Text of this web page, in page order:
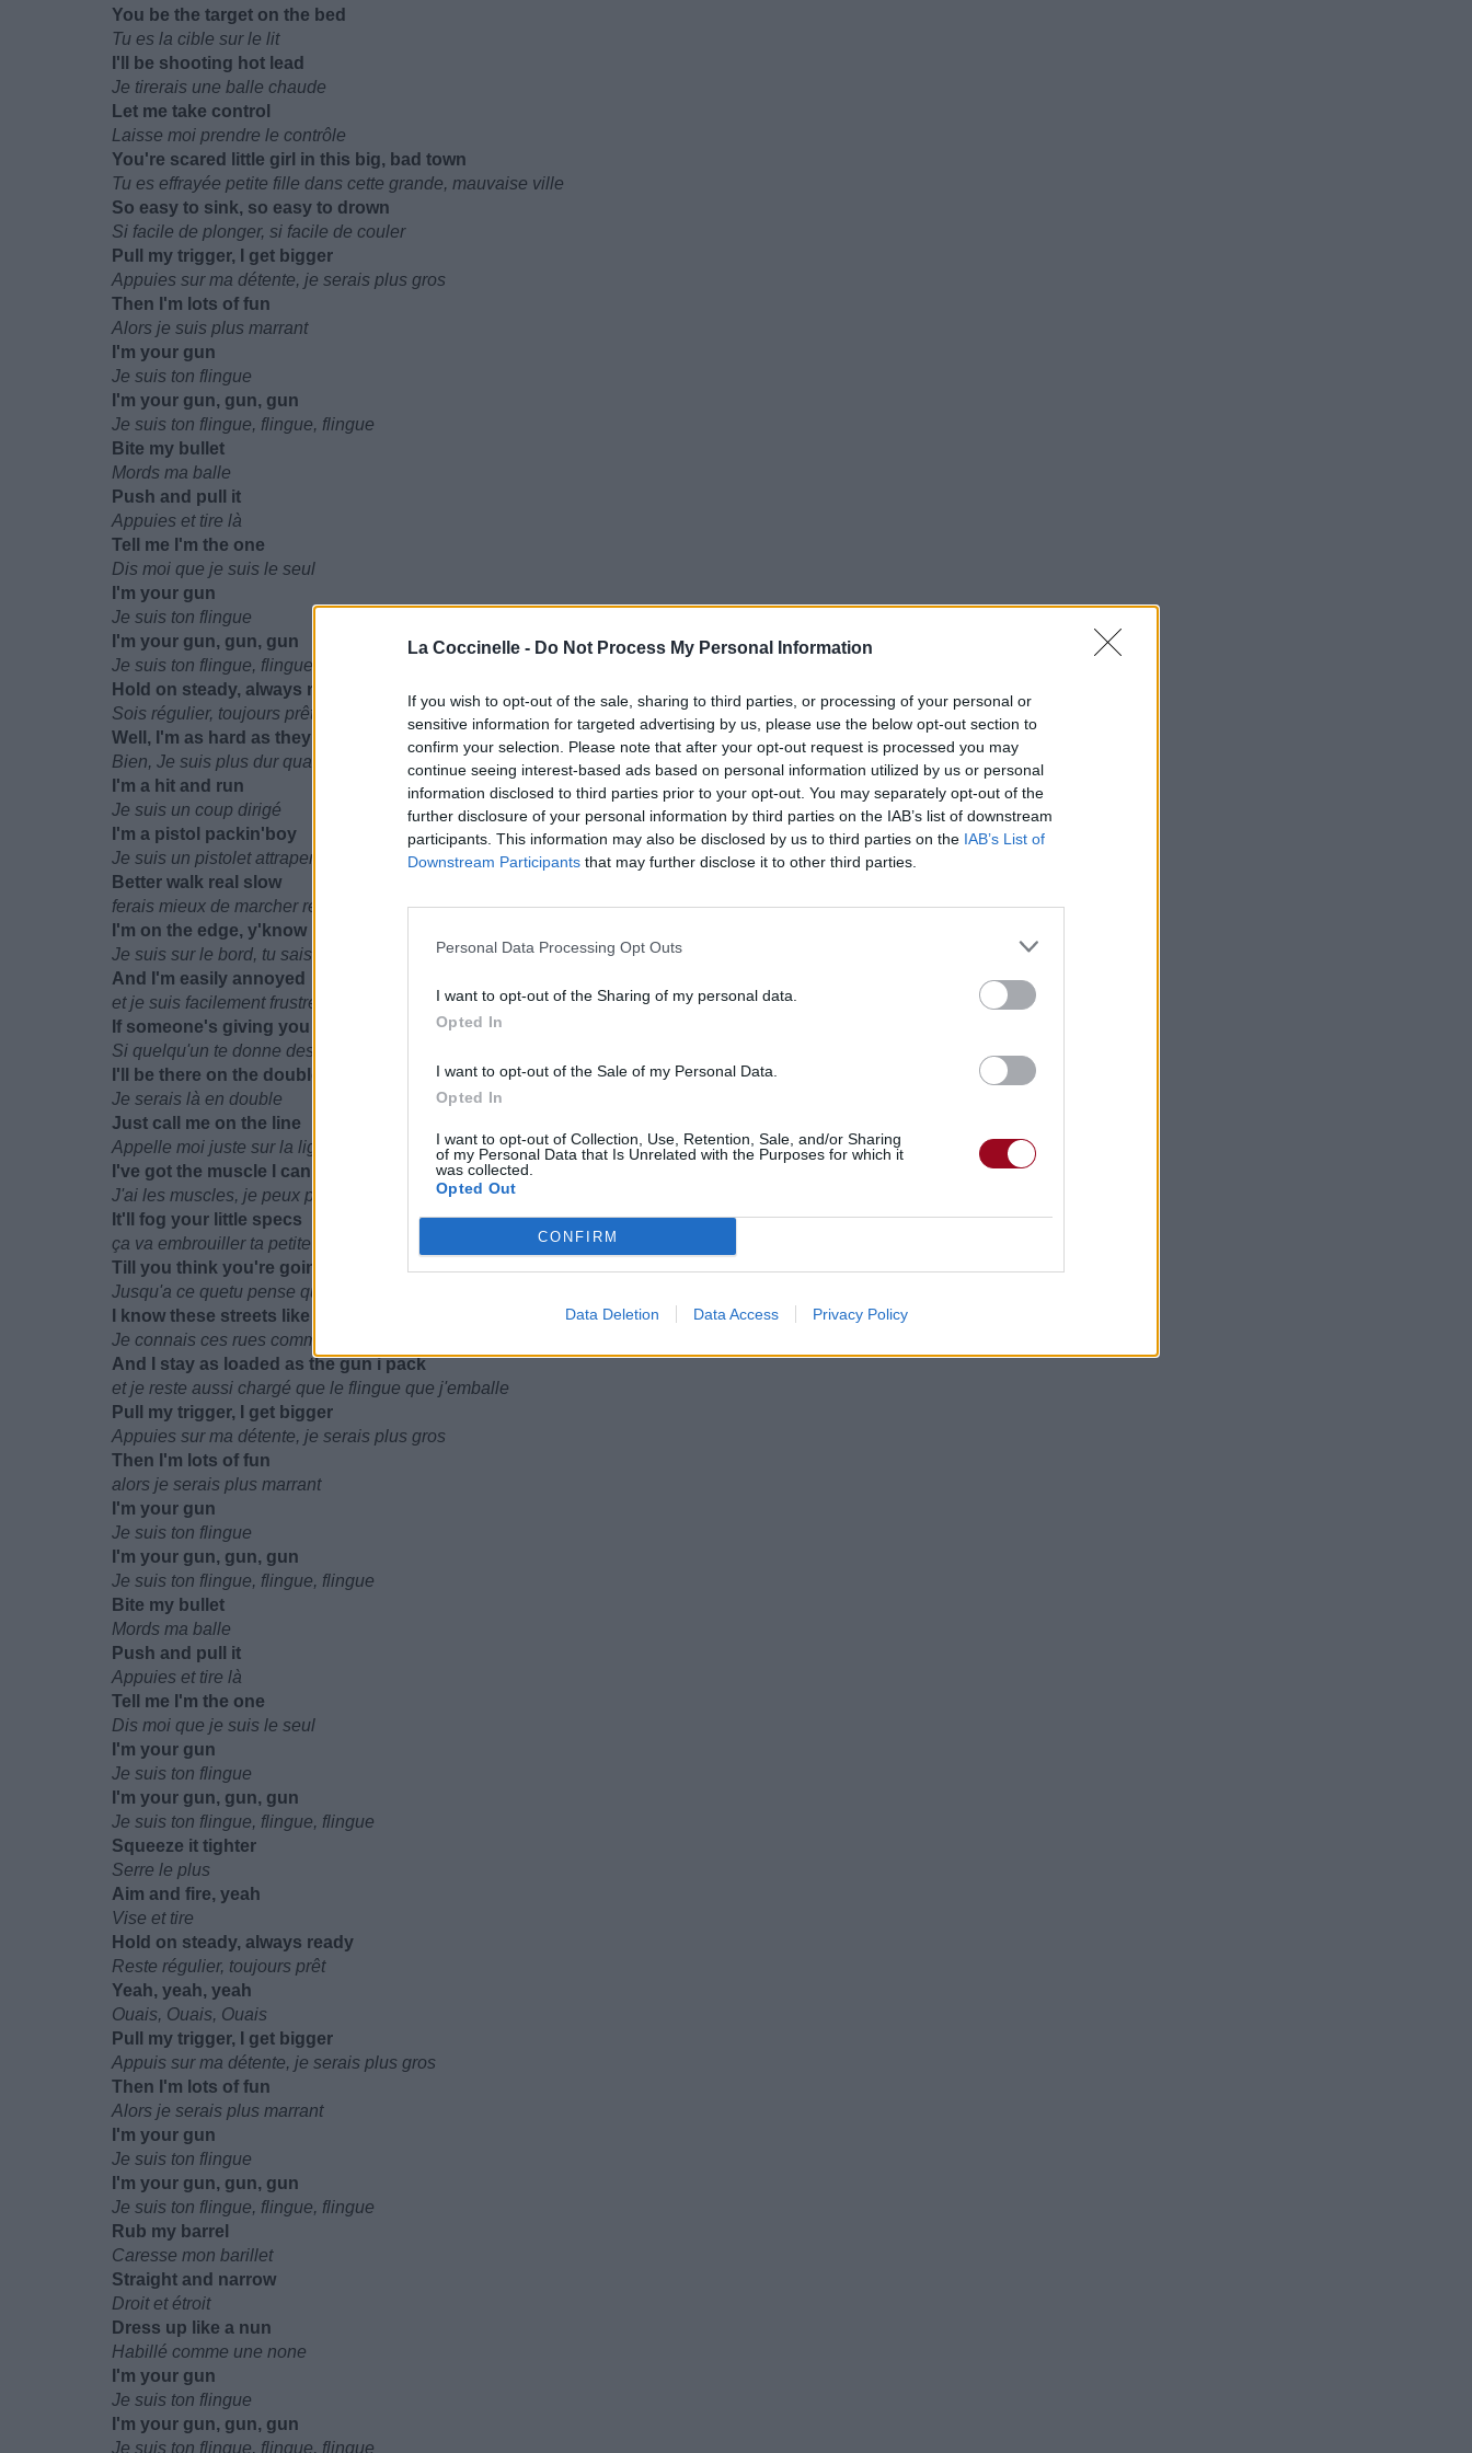
La Coccinelle - Do Not Process My Personal Information
If you wish to opt-out of the sale, sharing to third parties, or processing of your personal or
sensitive information for targeted advertising by us, please use the below opt-out section to
confirm your selection. Please note that after your opt-out request is processed you may
continue seeing interest-based ads based on personal information utilized by us or personal
information disclosed to third parties prior to your opt-out. You may separately opt-out of the
further disclosure of your personal information by third parties on the IAB’s list of downstream
participants. This information may also be disclosed by us to third parties on the IAB’s List of
Downstream Participants that may further disclose it to other third parties.
Personal Data Processing Opt Outs
I want to opt-out of the Sharing of my personal data.
Opted In
I want to opt-out of the Sale of my Personal Data.
Opted In
I want to opt-out of Collection, Use, Retention, Sale, and/or Sharing
of my Personal Data that Is Unrelated with the Purposes for which it
was collected.
Opted Out
CONFIRM
Data Deletion Data Access Privacy Policy
You be the target on the bed
Tu es la cible sur le lit
I'll be shooting hot lead
Je tirerais une balle chaude
Let me take control
Laisse moi prendre le contrôle
You're scared little girl in this big, bad town
Tu es effrayée petite fille dans cette grande, mauvaise ville
So easy to sink, so easy to drown
Si facile de plonger, si facile de couler
Pull my trigger, I get bigger
Appuies sur ma détente, je serais plus gros
Then I'm lots of fun
Alors je suis plus marrant
I'm your gun
Je suis ton flingue
I'm your gun, gun, gun
Je suis ton flingue, flingue, flingue
Bite my bullet
Mords ma balle
Push and pull it
Appuies et tire là
Tell me I'm the one
Dis moi que je suis le seul
I'm your gun
Je suis ton flingue
I'm your gun, gun, gun
Je suis ton flingue, flingue, flingue
Hold on steady, always ready, yeah
Sois régulier, toujours prêt, ouais
Well, I'm as hard as they come
Bien, Je suis plus dur quand ils arrivent
I'm a hit and run
Je suis un coup dirigé
I'm a pistol packin'boy
Je suis un pistolet attraper de garçon
Better walk real slow
ferais mieux de marcher réellement lentement
I'm on the edge, y'know
Je suis sur le bord, tu sais
And I'm easily annoyed
et je suis facilement frustré
If someone's giving you trouble
Si quelqu'un te donne des ennuies
I'll be there on the double
Je serais là en double
Just call me on the line
Appelle moi juste sur la ligne
I've got the muscle I can flex
J'ai les muscles, je peux plier
It'll fog your little specs
ça va embrouiller ta petite nature
Till you think you're going blind
Jusqu'a ce quetu pense que tu deviens aveugle
I know these streets like scars on my back
Je connais ces rues comme les cicatrices sur mon dos
And I stay as loaded as the gun i pack
et je reste aussi chargé que le flingue que j'emballe
Pull my trigger, I get bigger
Appuies sur ma détente, je serais plus gros
Then I'm lots of fun
alors je serais plus marrant
I'm your gun
Je suis ton flingue
I'm your gun, gun, gun
Je suis ton flingue, flingue, flingue
Bite my bullet
Mords ma balle
Push and pull it
Appuies et tire là
Tell me I'm the one
Dis moi que je suis le seul
I'm your gun
Je suis ton flingue
I'm your gun, gun, gun
Je suis ton flingue, flingue, flingue
Squeeze it tighter
Serre le plus
Aim and fire, yeah
Vise et tire
Hold on steady, always ready
Reste régulier, toujours prêt
Yeah, yeah, yeah
Ouais, Ouais, Ouais
Pull my trigger, I get bigger
Appuis sur ma détente, je serais plus gros
Then I'm lots of fun
Alors je serais plus marrant
I'm your gun
Je suis ton flingue
I'm your gun, gun, gun
Je suis ton flingue, flingue, flingue
Rub my barrel
Caresse mon barillet
Straight and narrow
Droit et étroit
Dress up like a nun
Habillé comme une none
I'm your gun
Je suis ton flingue
I'm your gun, gun, gun
Je suis ton flingue, flingue, flingue